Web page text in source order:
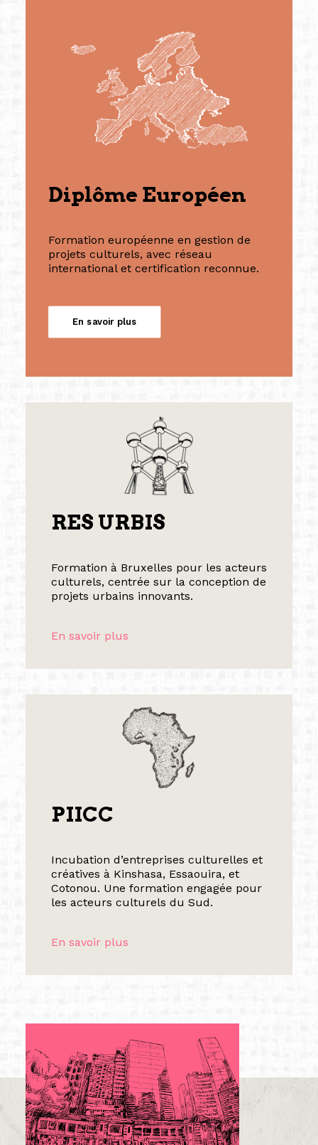
Diplôme Européen
Formation européenne en gestion de
projets culturels, avec réseau
international et certification reconnue.
En savoir plus
RES URBIS
Formation à Bruxelles pour les acteurs
culturels, centrée sur la conception de
projets urbains innovants.
En savoir plus
PIICC
Incubation d’entreprises culturelles et
créatives à Kinshasa, Essaouira, et
Cotonou. Une formation engagée pour
les acteurs culturels du Sud.
En savoir plus